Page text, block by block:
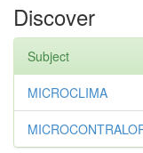
Discover
Subject
MICROCLIMA